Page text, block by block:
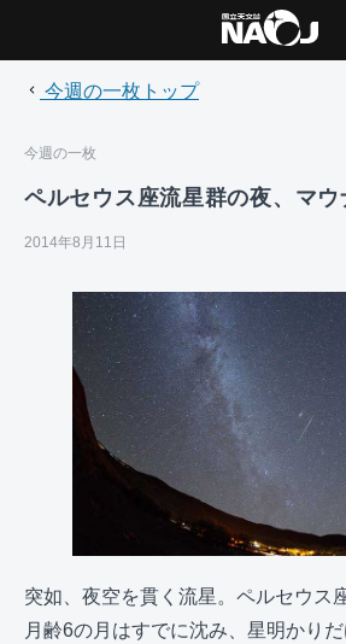
今週の一枚トップ
今週の一枚
ペルセウス座流星群の夜、マウ
2014年8月11日
突如、夜空を貫く流星。ペルセウス
月齢6の月はすでに沈み、星明かり